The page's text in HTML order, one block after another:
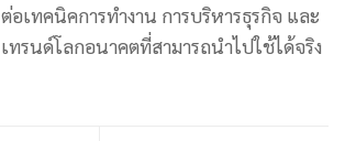
ต่อเทคนิคการทำงาน การบริหารธุรกิจ และ
เทรนด์โลกอนาคตที่สามารถนำไปใช้ได้จริง